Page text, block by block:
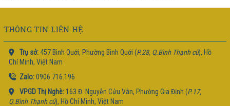
THÔNG TIN LIÊN HỆ
Trụ sở:457 Bình Quới, Phường Bình Quới (P.28, Q.Bình Thạnh cũ), Hồ
Chí Minh, Việt Nam
Zalo:0906.716.196
VPGD Thị Nghè:163 Đ. Nguyễn Cửu Vân, Phường Gia Định (P.17,
Q.Bình Thạnh cũ), Hồ Chí Minh, Việt Nam